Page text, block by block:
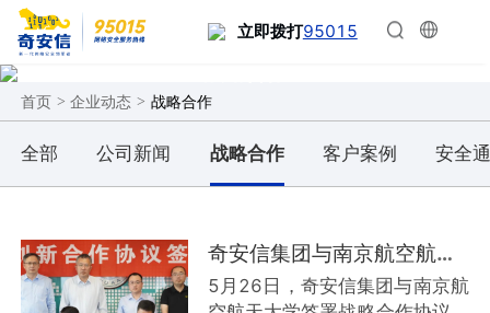
立即拨打95015
首页 > 企业动态 > 战略合作
全部 公司新闻 战略合作 客户案例 安全
奇安信集团与南京航空航天大学达成战略合作 打造安全协同创新中心
5月26日，奇安信集团与南京航